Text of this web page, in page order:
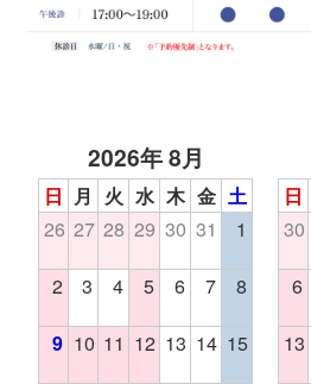
2026年 8月
日 月 火 水 木 金 土
26 27 28 29 30 31 1
2 3 4 5 6 7 8
9 10 11 12 13 14 15
日
30
6
13